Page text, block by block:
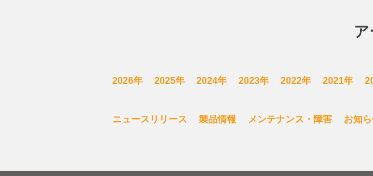
2026年 2025年 2024年 2023年 2022年 2021年
ニュースリリース 製品情報 メンテナンス・障害 お知